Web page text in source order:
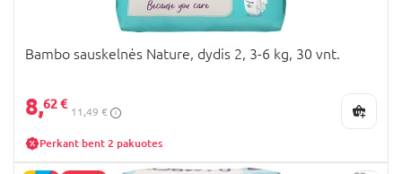
Bambo sauskelnės Nature, dydis 2, 3-6 kg, 30 vnt.
8,62 €
11,49 €
Perkant bent 2 pakuotes